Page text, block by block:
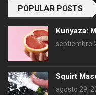
POPULAR POSTS
Kunyaza:
septiembre
Squirt
agosto 29,